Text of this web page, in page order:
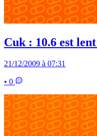
Cuk : 10.6 est
21/12/2009 à 07:31
• 0